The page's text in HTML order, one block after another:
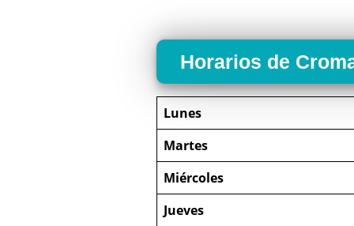
Horarios de
Lunes
Martes
Miércoles
Jueves